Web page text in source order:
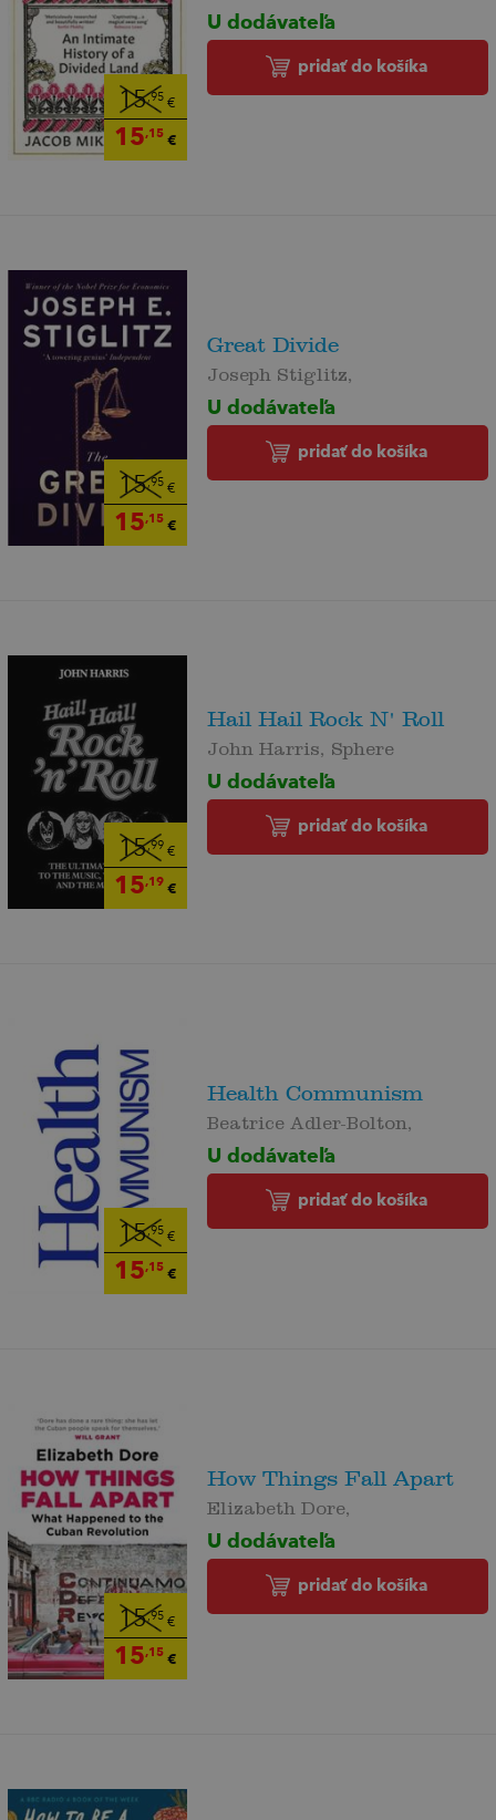
15,95€
15,15€
U dodávateľa
pridať do košíka
15,95€
15,15€
Great Divide
Joseph Stiglitz,
U dodávateľa
pridať do košíka
15,99 €
15,19 €
Hail Hail Rock N' Roll
John Harris, Sphere
U dodávateľa
pridať do košíka
15,95€
15,15€
Health Communism
Beatrice Adler-Bolton,
U dodávateľa
pridať do košíka
15,95€
15,15€
How Things Fall Apart
Elizabeth Dore,
U dodávateľa
pridať do košíka